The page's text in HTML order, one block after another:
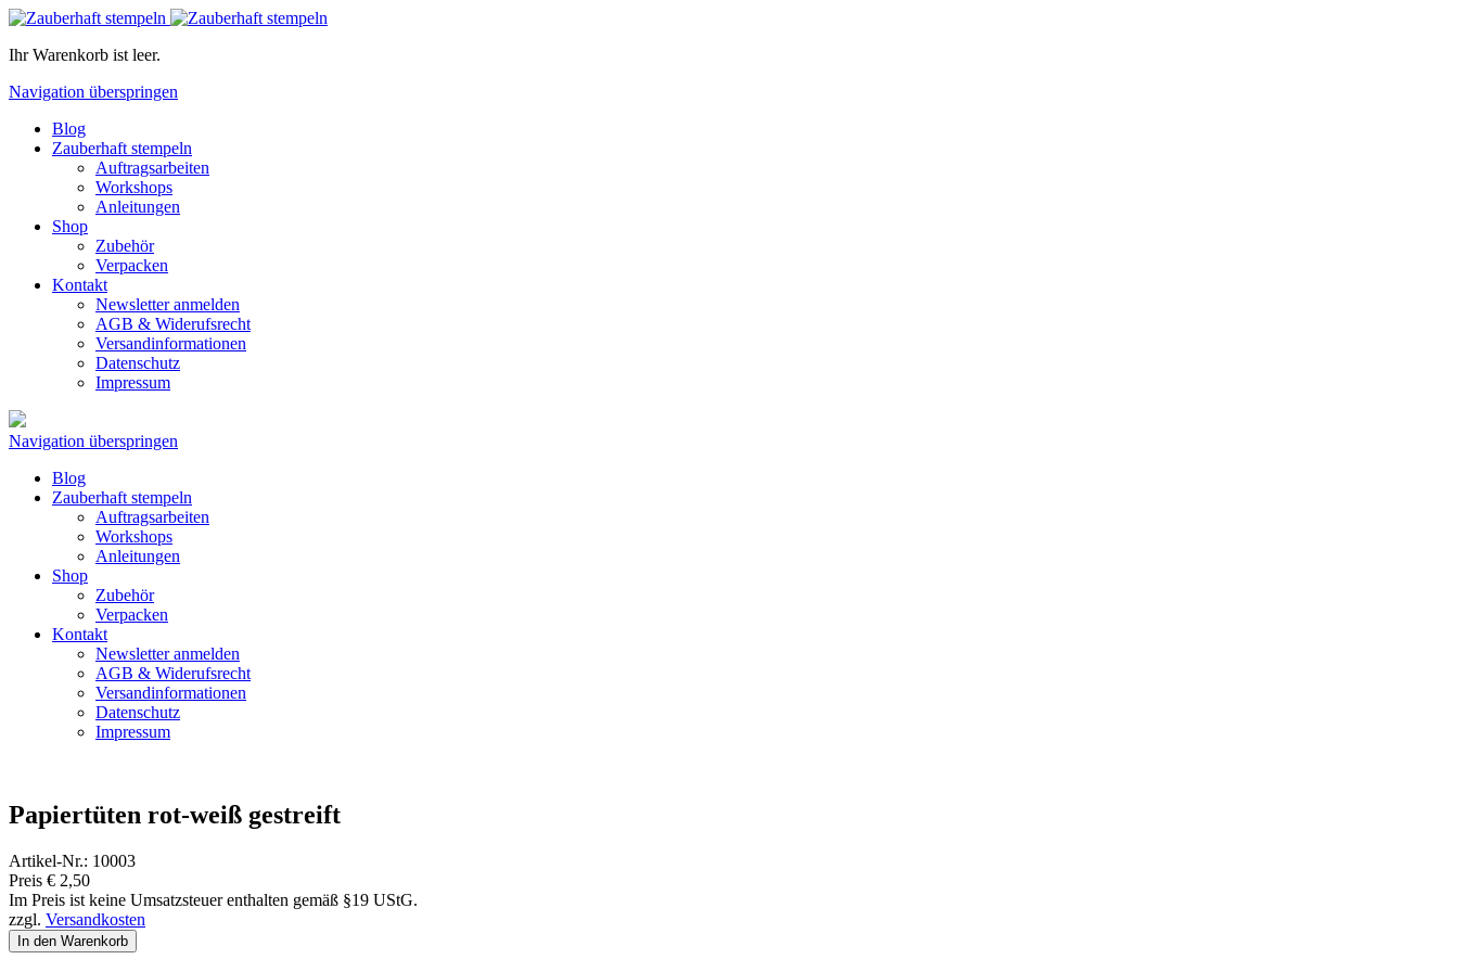
Ihr Warenkorb ist leer.
Navigation überspringen
Blog
Zauberhaft stempeln
Auftragsarbeiten
Workshops
Anleitungen
Shop
Zubehör
Verpacken
Kontakt
Newsletter anmelden
AGB & Widerufsrecht
Versandinformationen
Datenschutz
Impressum
Navigation überspringen
Blog
Zauberhaft stempeln
Auftragsarbeiten
Workshops
Anleitungen
Shop
Zubehör
Verpacken
Kontakt
Newsletter anmelden
AGB & Widerufsrecht
Versandinformationen
Datenschutz
Impressum
Papiertüten rot-weiß gestreift
Artikel-Nr.: 10003
Preis € 2,50
Im Preis ist keine Umsatzsteuer enthalten gemäß §19 UStG.
zzgl. Versandkosten